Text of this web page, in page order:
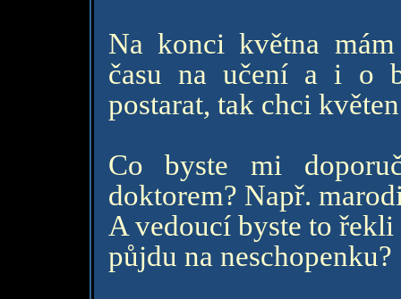
Na konci května
času na učení a i o
postarat, tak chci
Co byste mi
doktorem? Např.
A vedoucí byste to
půjdu na neschopenku?